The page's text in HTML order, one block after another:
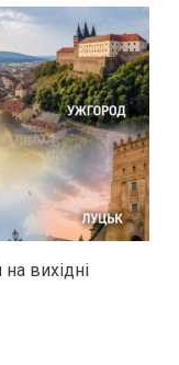
вихідні